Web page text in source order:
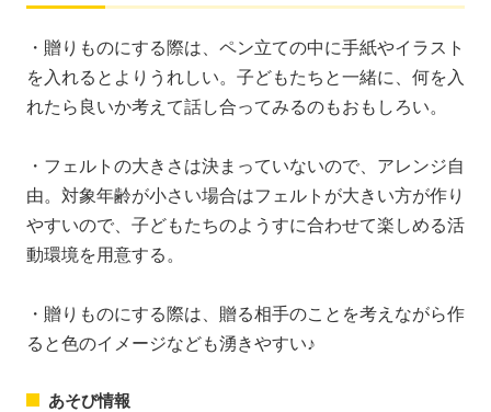
・贈りものにする際は、ペン立ての中に手紙やイラスト
を入れるとよりうれしい。子どもたちと一緒に、何を入
れたら良いか考えて話し合ってみるのもおもしろい。
・フェルトの大きさは決まっていないので、アレンジ自
由。対象年齢が小さい場合はフェルトが大きい方が作り
やすいので、子どもたちのようすに合わせて楽しめる活
動環境を用意する。
・贈りものにする際は、贈る相手のことを考えながら作
ると色のイメージなども湧きやすい♪
あそび情報